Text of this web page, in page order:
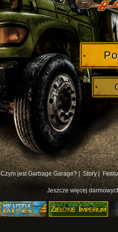
Czym jest Garbage Garage? | Story |
Jeszcze więcej